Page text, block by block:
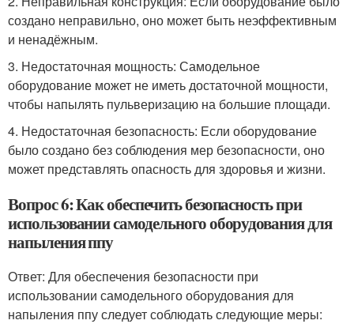
создано неправильно, оно может быть неэффективным
и ненадёжным.
3. Недостаточная мощность: Самодельное
оборудование может не иметь достаточной мощности,
чтобы напылять пульверизацию на большие площади.
4. Недостаточная безопасность: Если оборудование
было создано без соблюдения мер безопасности, оно
может представлять опасность для здоровья и жизни.
Вопрос 6: Как обеспечить безопасность при
использовании самодельного оборудования для
напыления ппу
Ответ: Для обеспечения безопасности при
использовании самодельного оборудования для
напыления ппу следует соблюдать следующие меры: